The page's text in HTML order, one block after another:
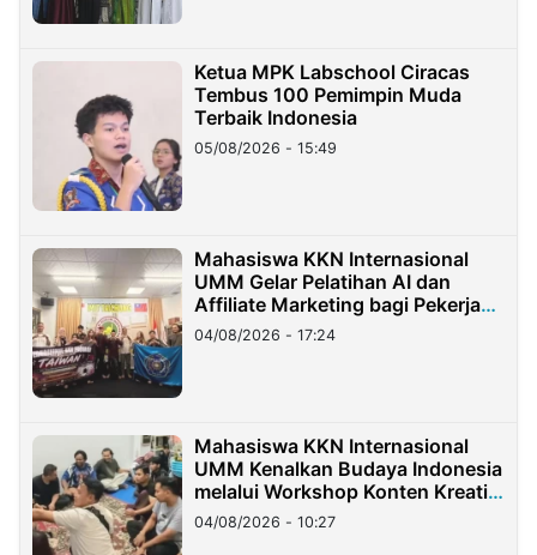
Ketua MPK Labschool Ciracas
Tembus 100 Pemimpin Muda
Terbaik Indonesia
05/08/2026 - 15:49
Mahasiswa KKN Internasional
UMM Gelar Pelatihan AI dan
Affiliate Marketing bagi Pekerja
Migran Indonesia di Taiwan
04/08/2026 - 17:24
Mahasiswa KKN Internasional
UMM Kenalkan Budaya Indonesia
melalui Workshop Konten Kreatif
di Taiwan
04/08/2026 - 10:27